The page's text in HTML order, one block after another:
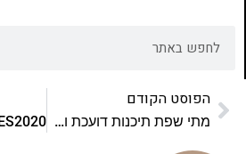
הפוסט הקודם
מתי שפת תיכנות דועכת ואיך מתעדכנים